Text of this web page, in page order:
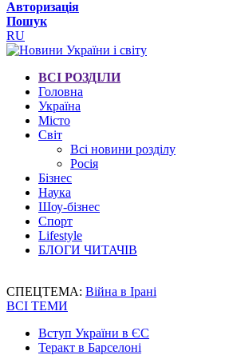
Авторизація
Пошук
RU
ВСІ РОЗДІЛИ
Головна
Україна
Місто
Світ
Всі новини розділу
Росія
Бізнес
Наука
Шоу-бізнес
Спорт
Lifestyle
БЛОГИ ЧИТАЧІВ
СПЕЦТЕМА: Війна в Ірані
ВСІ ТЕМИ
Вступ України в ЄС
Теракт в Барселоні